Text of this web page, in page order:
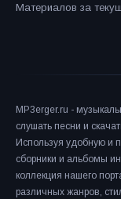
Материалов за
MP3erger.ru -
слушать песни и
Используя удобную и
сборники и альбомы
коллекция нашего
различных жанров,